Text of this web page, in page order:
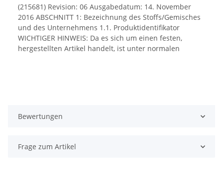
Bewertungen
Frage zum Artikel